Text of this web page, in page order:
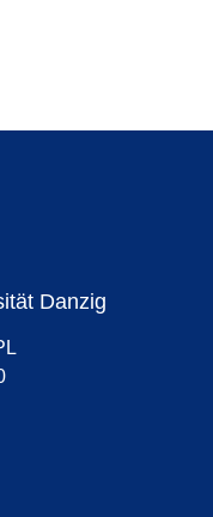
Danzig